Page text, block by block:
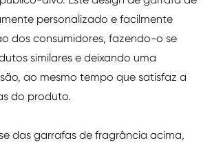
personalizado e facilmente
dos consumidores, fazendo-o se
similares e deixando uma
ao mesmo tempo que satisfaz a
do produto.
das garrafas de fragrância acima,